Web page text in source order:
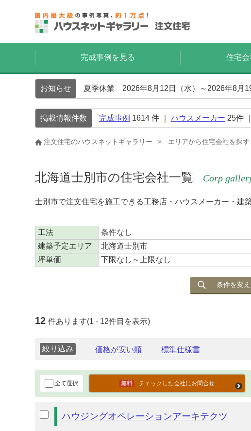
完成事例を見る 住宅
お知らせ 夏季休業 2026年8月12日（水）～2026年8月
掲載情報件数 完成事例 1614 件 ｜ ハウスメーカー 25件 ｜
注文住宅のハウスネットギャラリー エリアから住宅会社を探す
北海道士別市の住宅会社一覧 Corp
士別市で注文住宅を施工できる工務店・ハウスメーカー・建
工法 条件なし
建築予定エリア
北海道士別市
坪単価
下限なし～上限なし
条件を変
12 件あります(1 - 12件目を表示)
絞り込み
全て選択 チェックした会社にお問合せ
ハウジングオペレーションアーキテクツ